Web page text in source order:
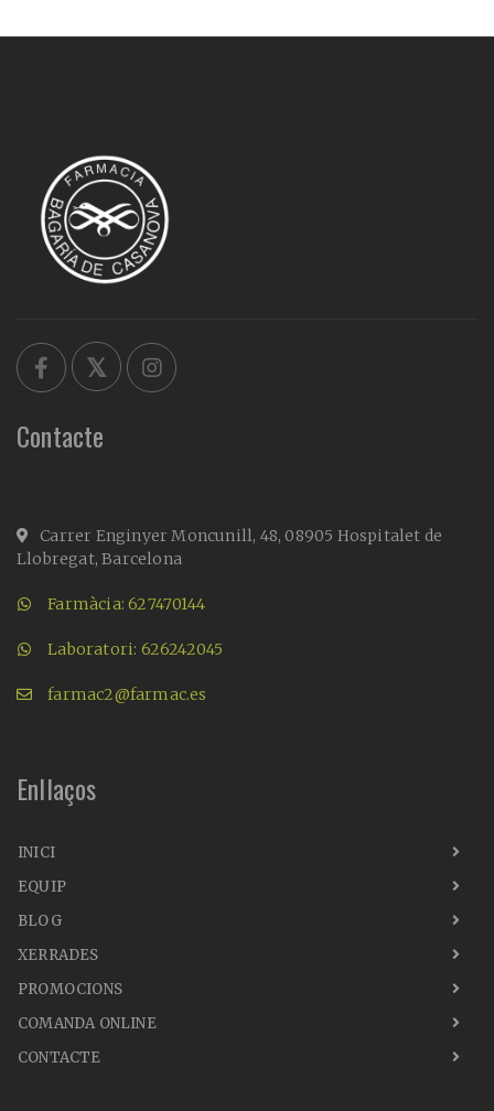
Contacte
Carrer Enginyer Moncunill, 48, 08905 Hospitalet de
Llobregat, Barcelona
Farmàcia: 627470144
Laboratori: 626242045
farmac2@farmac.es
Enllaços
INICI
EQUIP
BLOG
XERRADES
PROMOCIONS
COMANDA ONLINE
CONTACTE